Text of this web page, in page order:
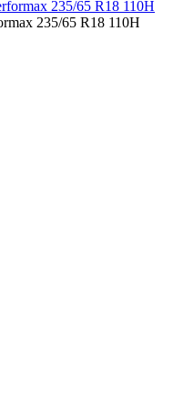
235/65 R18 110H